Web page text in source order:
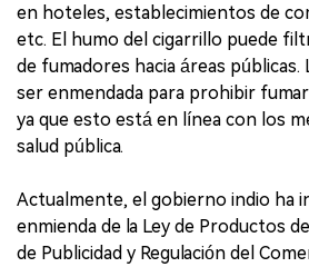
en hoteles, establecimientos de
etc. El humo del cigarrillo puede
de fumadores hacia áreas públicas.
ser enmendada para prohibir
ya que esto está en línea con los
salud pública.
Actualmente, el gobierno indio ha
enmienda de la Ley de Productos
de Publicidad y Regulación del